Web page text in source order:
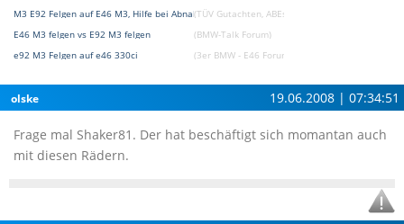
M3 E92 Felgen auf E46 M3, Hilfe bei Abnahme(TÜV Gutachten, ABEs und Fragen zu
E46 M3 felgen vs E92 M3 felgen
(BMW-Talk Forum)
e92 M3 Felgen auf e46 330ci
(3er BMW - E46 Forum)
olske 19.06.2008 | 07:34:51
Frage mal Shaker81. Der hat beschäftigt sich momantan auch
mit diesen Rädern.